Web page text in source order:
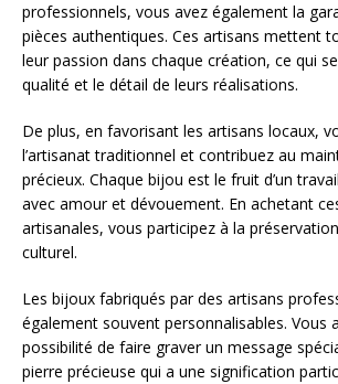
professionnels, vous avez également la
pièces authentiques. Ces artisans mettent
leur passion dans chaque création, ce qui
qualité et le détail de leurs réalisations.
De plus, en favorisant les artisans locaux,
l’artisanat traditionnel et contribuez au
précieux. Chaque bijou est le fruit d’un
avec amour et dévouement. En achetant
artisanales, vous participez à la
culturel.
Les bijoux fabriqués par des artisans
également souvent personnalisables. Vous
possibilité de faire graver un message
pierre précieuse qui a une signification